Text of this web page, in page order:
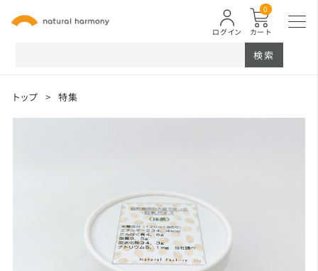
カート
0
ログイン
検索
トップ > 特集